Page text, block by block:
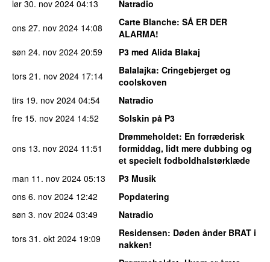
lør 30. nov 2024 04:13
Natradio
ons 27. nov 2024 14:08 Carte Blanche: SÅ ER DER
ALARMA!
søn 24. nov 2024 20:59
P3 med Alida Blakaj
tors 21. nov 2024 17:14 Balalajka: Cringebjerget og
coolskoven
tirs 19. nov 2024 04:54
Natradio
fre 15. nov 2024 14:52 Solskin på P3
ons 13. nov 2024 11:51
Drømmeholdet: En forræderisk
formiddag, lidt mere dubbing og
et specielt fodboldhalstørklæde
man 11. nov 2024 05:13
P3 Musik
ons 6. nov 2024 12:42
Popdatering
søn 3. nov 2024 03:49
Natradio
tors 31. okt 2024 19:09 Residensen: Døden ånder BRAT i
nakken!